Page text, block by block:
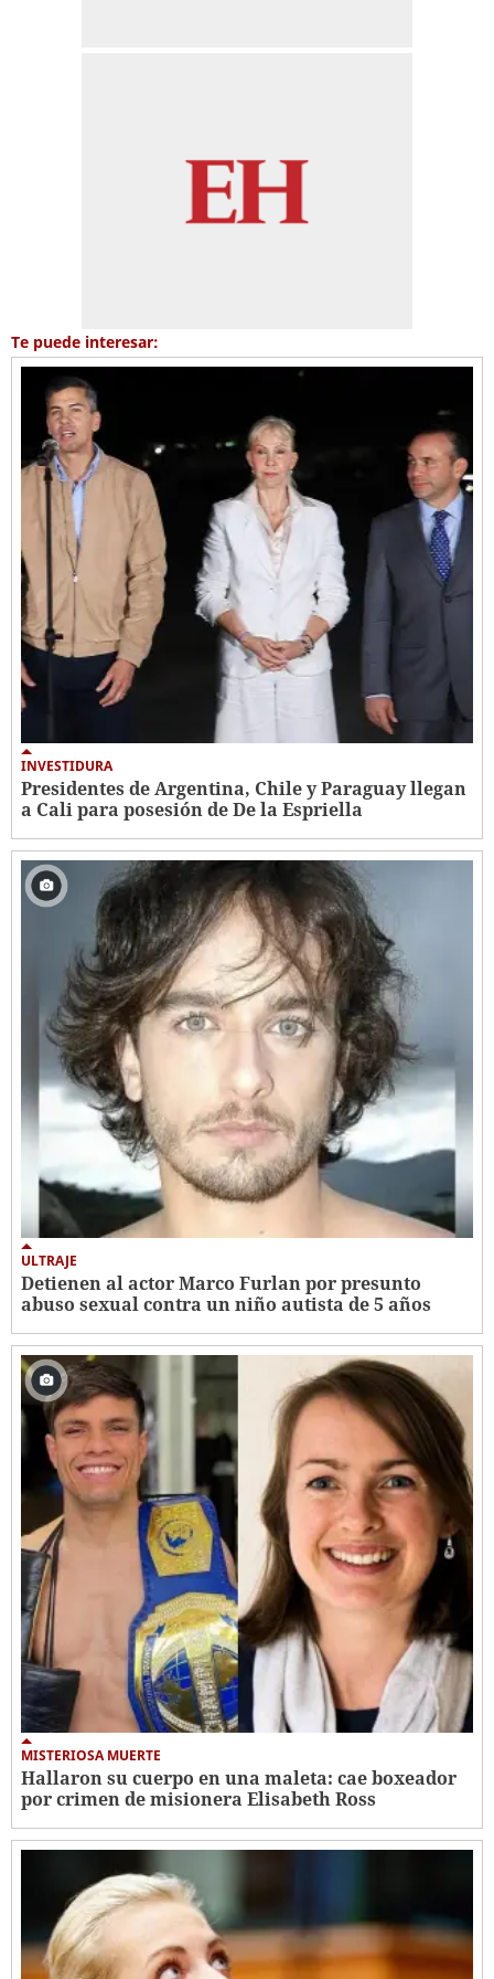
Te puede interesar:
INVESTIDURA
Presidentes de Argentina, Chile y Paraguay llegan
a Cali para posesión de De la Espriella
ULTRAJE
Detienen al actor Marco Furlan por presunto
abuso sexual contra un niño autista de 5 años
MISTERIOSA MUERTE
Hallaron su cuerpo en una maleta: cae boxeador
por crimen de misionera Elisabeth Ross